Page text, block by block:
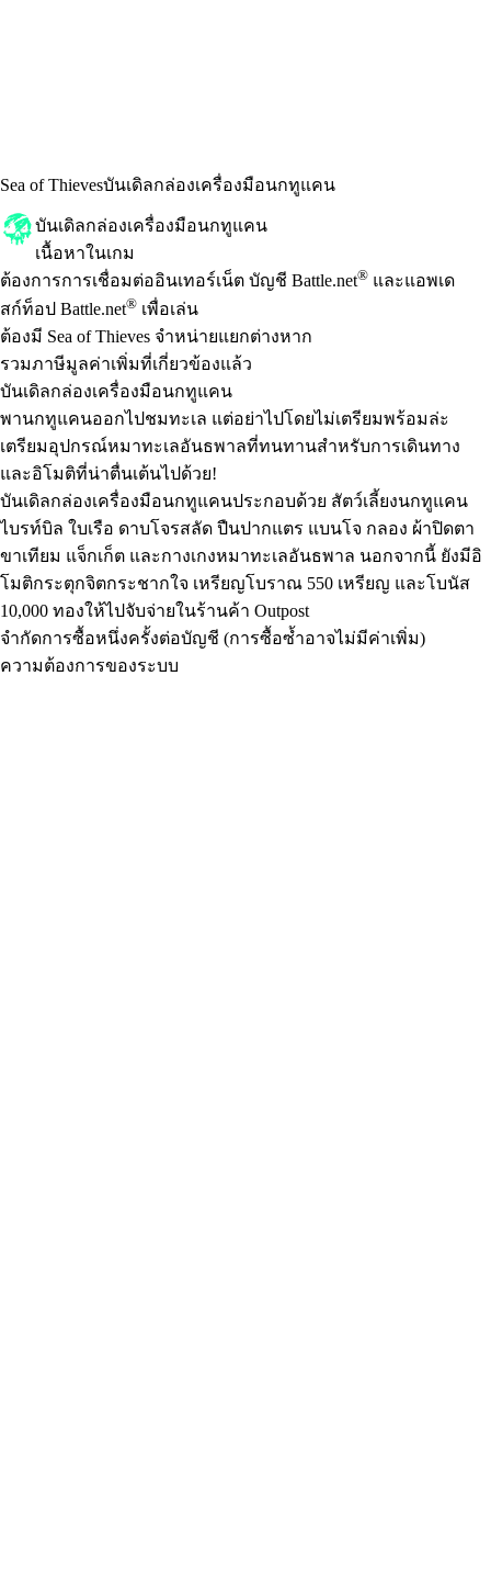
Sea of Thievesบันเดิลกล่องเครื่องมือนกทูแคน
บันเดิลกล่องเครื่องมือนกทูแคน
เนื้อหาในเกม
ราคา
Available actions
ต้องการการเชื่อมต่ออินเทอร์เน็ต บัญชี Battle.net® และแอพเด
สก์ท็อป Battle.net® เพื่อเล่น
ต้องมี Sea of Thieves จำหน่ายแยกต่างหาก
รวมภาษีมูลค่าเพิ่มที่เกี่ยวข้องแล้ว
บันเดิลกล่องเครื่องมือนกทูแคน
พานกทูแคนออกไปชมทะเล แต่อย่าไปโดยไม่เตรียมพร้อมล่ะ
เตรียมอุปกรณ์หมาทะเลอันธพาลที่ทนทานสําหรับการเดินทาง
และอิโมติที่น่าตื่นเต้นไปด้วย!
บันเดิลกล่องเครื่องมือนกทูแคนประกอบด้วย สัตว์เลี้ยงนกทูแคน
ไบรท์บิล ใบเรือ ดาบโจรสลัด ปืนปากแตร แบนโจ กลอง ผ้าปิดตา
ขาเทียม แจ็กเก็ต และกางเกงหมาทะเลอันธพาล นอกจากนี้ ยังมีอิ
โมติกระตุกจิตกระชากใจ เหรียญโบราณ 550 เหรียญ และโบนัส
10,000 ทองให้ไปจับจ่ายในร้านค้า Outpost
จํากัดการซื้อหนึ่งครั้งต่อบัญชี (การซื้อซ้ำอาจไม่มีค่าเพิ่ม)
ความต้องการของระบบ